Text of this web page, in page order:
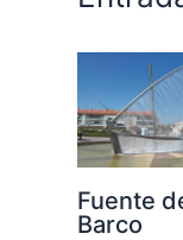
Fuente
Barco